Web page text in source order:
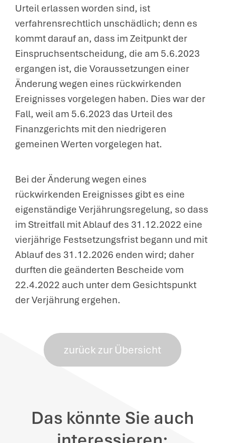
Urteil erlassen worden sind, ist
verfahrensrechtlich unschädlich; denn es
kommt darauf an, dass im Zeitpunkt der
Einspruchsentscheidung, die am 5.6.2023
ergangen ist, die Voraussetzungen einer
Änderung wegen eines rückwirkenden
Ereignisses vorgelegen haben. Dies war der
Fall, weil am 5.6.2023 das Urteil des
Finanzgerichts mit den niedrigeren
gemeinen Werten vorgelegen hat.
Bei der Änderung wegen eines
rückwirkenden Ereignisses gibt es eine
eigenständige Verjährungsregelung, so dass
im Streitfall mit Ablauf des 31.12.2022 eine
vierjährige Festsetzungsfrist begann und mit
Ablauf des 31.12.2026 enden wird; daher
durften die geänderten Bescheide vom
22.4.2022 auch unter dem Gesichtspunkt
der Verjährung ergehen.
zurück zur Übersicht
Das könnte Sie auch